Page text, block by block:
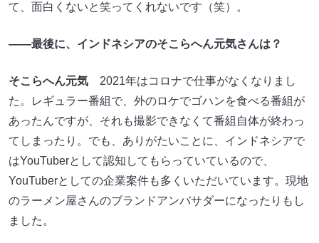
て、面白くないと笑ってくれないです（笑）。
――最後に、インドネシアのそこらへん元気さんは？
そこらへん元気 2021年はコロナで仕事がなくなりまし
た。レギュラー番組で、外のロケでゴハンを食べる番組が
あったんですが、それも撮影できなくて番組自体が終わっ
てしまったり。でも、ありがたいことに、インドネシアで
はYouTuberとして認知してもらっていているので、
YouTuberとしての企業案件も多くいただいています。現地
のラーメン屋さんのブランドアンバサダーになったりもし
ました。